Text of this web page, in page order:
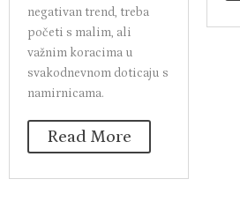
negativan trend, treba
početi s malim, ali
važnim koracima u
svakodnevnom doticaju s
namirnicama.
Read More